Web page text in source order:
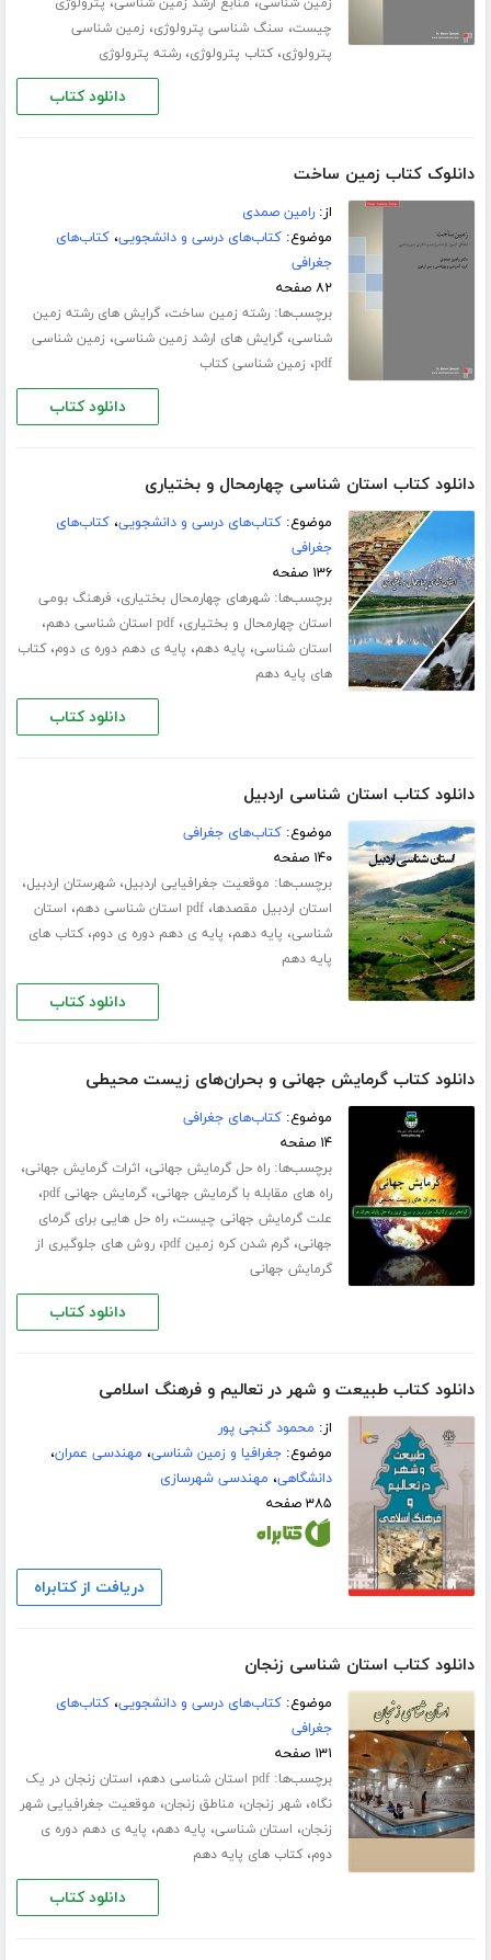
زمین شناسی منابع ارشد زمین شناسی پترولوژی
چیست، سنگ شناسی پترولوژی، زمین شناسی
پترولوژی،کتاب پترولوژی،رشته پترولوژی
دانلود کتاب
دانلوک کتاب زمین ساخت
از:رامین صمدی
موضوع:کتاب‌های درسی و دانشجویی،کتاب‌های
جغرافی
۸۲ صفحه
برچسب‌ها:رشته زمین ساخت،گرایش های رشته زمین
شناسی،گرایش های ارشد زمین شناسی، زمین شناسی
pdf، زمین شناسی کتاب
دانلود کتاب
دانلود کتاب استان شناسی چهارمحال و بختیاری
موضوع:کتاب‌های درسی و دانشجویی،کتاب‌های
جغرافی
۱۳۶ صفحه
برچسب‌ها:شهرهای چهارمحال بختیاری، فرهنگ بومی
استان چهارمحال و بختیاری،pdf استان شناسی دهم ،
استان شناسی، پایه دهم، پایه ی دهم دوره ی دوم،کتاب
های پایه دهم
دانلود کتاب
دانلود کتاب استان شناسی اردبیل
موضوع:کتاب‌های جغرافی
۱۴۰ صفحه
برچسب‌ها: موقعیت جغرافیایی اردبیل،شهرستان اردبیل،
استان اردبیل مقصدها،pdf استان شناسی دهم ، استان
شناسی، پایه دهم، پایه ی دهم دوره ی دوم،کتاب های
پایه دهم
دانلود کتاب
دانلود کتاب گرمایش جهانی و بحران‌های زیست محیطی
موضوع:کتاب‌های جغرافی
۱۴ صفحه
برچسب‌ها:راه حل گرمایش جهانی، اثرات گرمایش جهانی،
راه های مقابله با گرمایش جهانی،گرمایش جهانی pdf ،
علت گرمایش جهانی چیست،راه حل هایی برای گرمای
جهانی،گرم شدن کره زمین pdf ،روش های جلوگیری از
گرمایش جهانی
دانلود کتاب
دانلود کتاب طبیعت و شهر در تعالیم و فرهنگ اسلامی
از: محمود گنجی پور
موضوع:جغرافیا و زمین شناسی، مهندسی عمران،
دانشگاهی، مهندسی شهرسازی
۳۸۵ صفحه
دریافت از کتابراه
دانلود کتاب استان شناسی زنجان
موضوع:کتاب‌های درسی و دانشجویی،کتاب‌های
جغرافی
۱۳۱ صفحه
برچسب‌ها:pdf استان شناسی دهم ، استان زنجان در یک
نگاه،شهر زنجان، مناطق زنجان، موقعیت جغرافیایی شهر
زنجان، استان شناسی، پایه دهم، پایه ی دهم دوره ی
دوم،کتاب های پایه دهم
دانلود کتاب